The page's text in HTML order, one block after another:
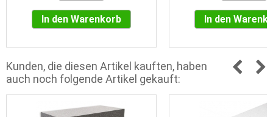
In den Warenkorb In den
Kunden, die diesen Artikel kauften, haben
auch noch folgende Artikel gekauft: